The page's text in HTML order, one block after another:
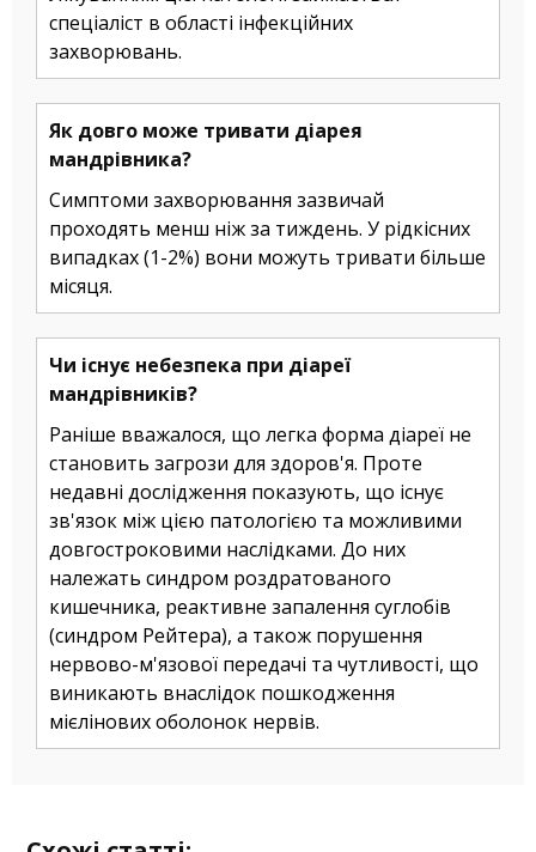
спеціаліст в області інфекційних
захворювань.
Як довго може тривати діарея
мандрівника?
Симптоми захворювання зазвичай
проходять менш ніж за тиждень. У рідкісних
випадках (1-2%) вони можуть тривати більше
місяця.
Чи існує небезпека при діареї
мандрівників?
Раніше вважалося, що легка форма діареї не
становить загрози для здоров'я. Проте
недавні дослідження показують, що існує
зв'язок між цією патологією та можливими
довгостроковими наслідками. До них
належать синдром роздратованого
кишечника, реактивне запалення суглобів
(синдром Рейтера), а також порушення
нервово-м'язової передачі та чутливості, що
виникають внаслідок пошкодження
мієлінових оболонок нервів.